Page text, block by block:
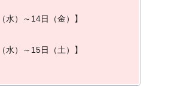
（水） ～ 14日 （金）
】
（水） ～ 15日 （土）
】